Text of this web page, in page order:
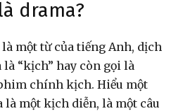
drama?
là một từ của tiếng Anh, dịch
“kịch” hay còn gọi là
chính kịch. Hiểu một
là một kịch diễn, là một câu